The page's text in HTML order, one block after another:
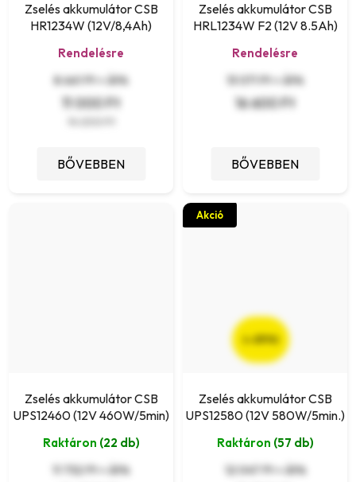
Zselés akkumulátor CSB
HR1234W (12V/8,4Ah)
Rendelésre
8 661 Ft + ÁFA
11 000 Ft
BŐVEBBEN
Zselés akkumulátor CSB
HRL1234W F2 (12V 8.5Ah)
Rendelésre
13 071 Ft + ÁFA
16 600 Ft
BŐVEBBEN
Zselés akkumulátor CSB
UPS12460 (12V 460W/5min)
Raktáron (22 db)
11 732 Ft + ÁFA
Akció
Zselés akkumulátor CSB
UPS12580 (12V 580W/5min.)
Raktáron (57 db)
12 047 Ft + ÁFA
(–23 %)